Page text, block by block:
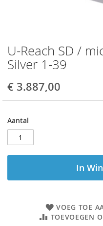
U-Reach SD /
Silver 1-39
€ 3.887,00
Aantal
In
VOEG TOE
TOEVOEGEN
Ga
naar
het
van
gallerij